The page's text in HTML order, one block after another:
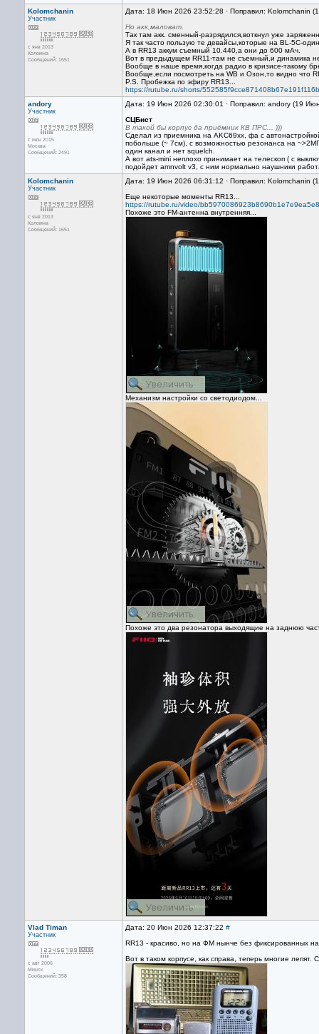
Kolomchanin
Участник
с янв 2013
Коломна
Сообщений: 1651
Дата: 18 Июн 2026 23:52:28 · Поправил: Kolomchanin
Но акк,маловат.
Так там акк. сменный-разрядился,воткнул уже
Я так часто пользую те девайсы,которые на BL-5C-
А в RR13 аккум съемный 10.440,а они до 600 мАч.
Вот в предыдущем RR11-там не съемный,и динамика
Вообще в наше время,когда радио в кризисе-такому
Вообще,если посмотреть на WB и Озон,то видно что
P.S. Пробежка по эфиру RR13...
https://rutube.ru/shorts/
andory
Участник
с июн 2015
Москва
Сообщений: 2491
Дата: 19 Июн 2026 02:30:01 · Поправил: andory (19
СЦБист
В такой бы корпус да приёмник КВ ПРС... )))
Сделал из приемника на AKC69xx, фа с
побольше (~ 7см), с возможностью резонанса на
один канал и нет squelch.
А вот ats-mini неплохо принимает на телескоп ( с
подойдет amnvolt v3, с ним нормально наушники
Kolomchanin
Участник
с янв 2013
Коломна
Сообщений: 1651
Дата: 19 Июн 2026 06:31:12 · Поправил: Kolomchanin
Еще некоторые моменты RR13...
https://rutube.ru/video/
Похоже это FM-антенна внутренняя...
Механизм настройки со светодиодом...
Похоже это два резонатора выходящие на заднюю
Vlad Timan
Участник
с авг 2006
Минск
Сообщений: 358
Дата: 20 Июн 2026 12:37:22 #
RR13 - красиво, но на ФМ нынче без фиксированных
Вот в таком корпусе, как справа, теперь многие